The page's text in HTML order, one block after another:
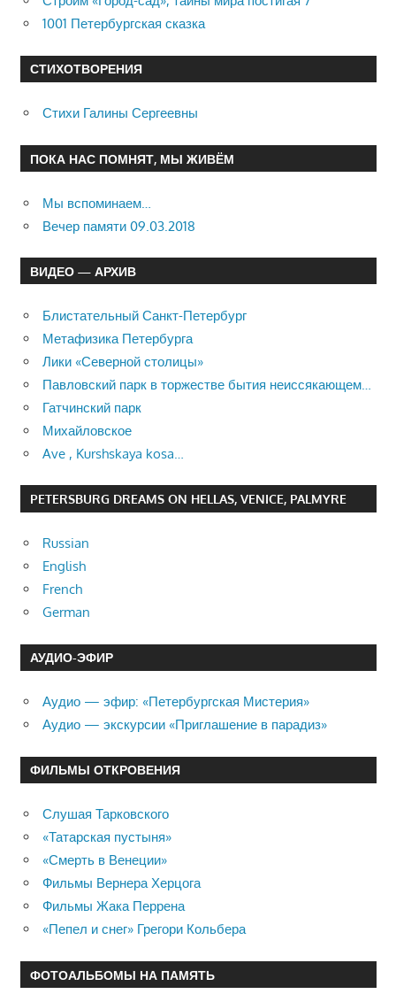
1001 Петербургская сказка
СТИХОТВОРЕНИЯ
Стихи Галины Сергеевны
ПОКА НАС ПОМНЯТ, МЫ ЖИВЁМ
Мы вспоминаем…
Вечер памяти 09.03.2018
ВИДЕО — АРХИВ
Блистательный Санкт-Петербург
Метафизика Петербурга
Лики «Северной столицы»
Павловский парк в торжестве бытия неиссякающем…
Гатчинский парк
Михайловское
Ave , Kurshskaya kosa…
PETERSBURG DREAMS ON HELLAS, VENICE, PALMYRE
Russian
English
French
German
АУДИО-ЭФИР
Аудио — эфир: «Петербургская Мистерия»
Аудио — экскурсии «Приглашение в парадиз»
ФИЛЬМЫ ОТКРОВЕНИЯ
Слушая Тарковского
«Татарская пустыня»
«Смерть в Венеции»
Фильмы Вернера Херцога
Фильмы Жака Перрена
«Пепел и снег» Грегори Кольбера
ФОТОАЛЬБОМЫ НА ПАМЯТЬ